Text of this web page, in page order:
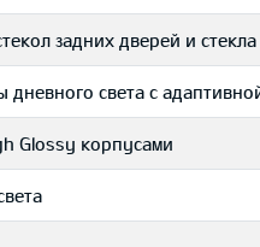
задних дверей и
света с
Glossy корпусами